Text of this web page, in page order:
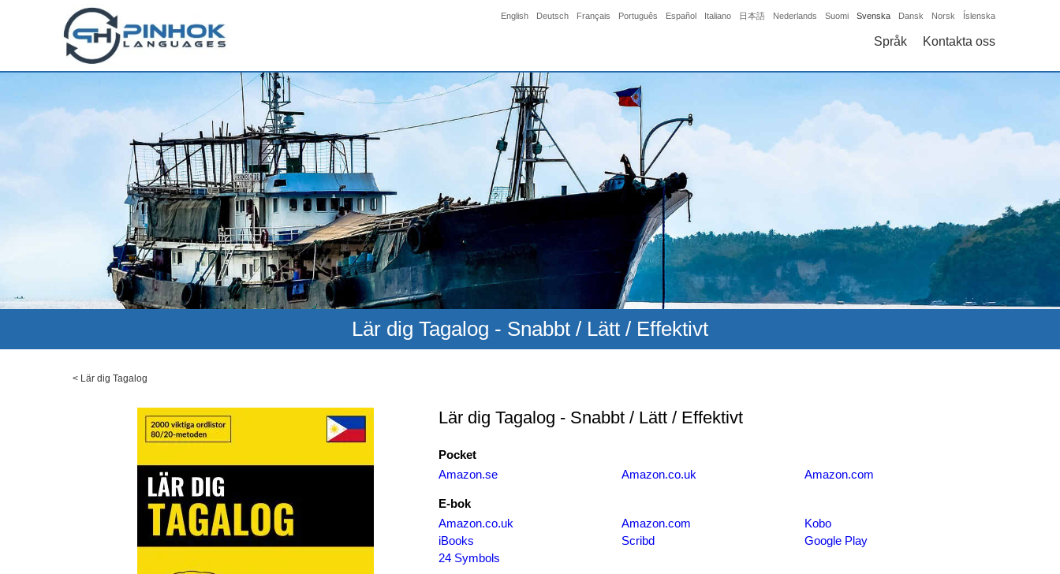
English Deutsch Français Português Español Italiano 日本語 Nederlands Suomi Svenska Dansk Norsk Íslenska
Språk Kontakta oss
Lär dig Tagalog - Snabbt / Lätt / Effektivt
< Lär dig Tagalog
Lär dig Tagalog - Snabbt / Lätt / Effektivt
Pocket
Amazon.se
Amazon.co.uk Amazon.com
E-bok
Amazon.co.uk
Amazon.com
Kobo
iBooks
Scribd
Google Play
24 Symbols